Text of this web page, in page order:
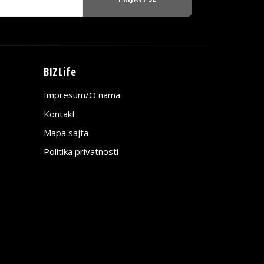
BIZLife
Impresum/O nama
Kontakt
Mapa sajta
Politika privatnosti